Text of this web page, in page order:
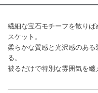
繊細な宝石モチーフを散り
スケット。
柔らかな質感と光沢感のあ
る。
被るだけで特別な雰囲気を纏